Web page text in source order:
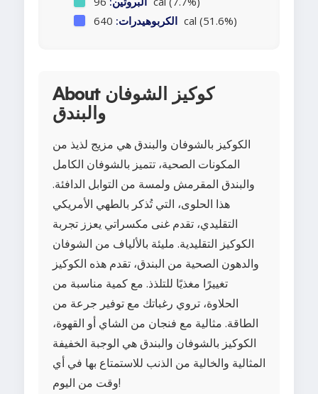
الكربوهيدرات: 640 cal (51.6%)
About كوكيز الشوفان
والبندق
الكوكيز بالشوفان والبندق هي مزيج لذيذ من
المكونات الصحية، تتميز بالشوفان الكامل
والبندق المقرمش ولمسة من التوابل الدافئة.
هذا الحلوى، التي تُذكر بالطهي الأمريكي
التقليدي، تقدم غنى مكسراتي يعزز تجربة
الكوكيز التقليدية. مليئة بالألياف من الشوفان
والدهون الصحية من البندق، تقدم هذه الكوكيز
تغييرًا مغذيًا للتلذذ. مع كمية مناسبة من
الحلاوة، تروي رغباتك مع توفير جرعة من
الطاقة. مثالية مع فنجان من الشاي أو القهوة،
الكوكيز بالشوفان والبندق هي الوجبة الخفيفة
المثالية والخالية من الذنب للاستمتاع بها في أي
وقت من اليوم!